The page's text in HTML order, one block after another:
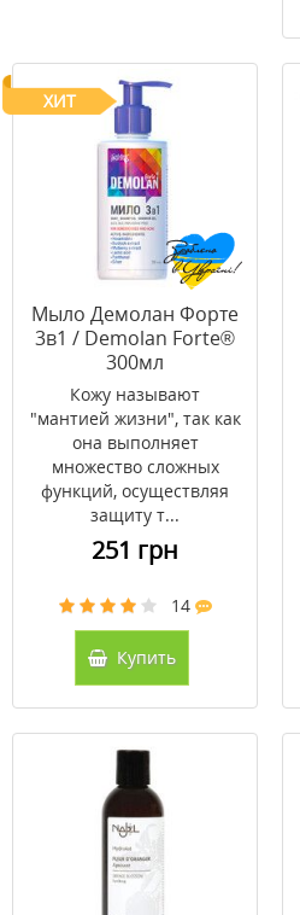
ХИТ
Мыло Демолан Форте
3в1 / Demolan Forte®
300мл
Кожу называют
"мантией жизни", так как
она выполняет
множество сложных
функций, осуществляя
защиту т...
251 грн
14
Купить